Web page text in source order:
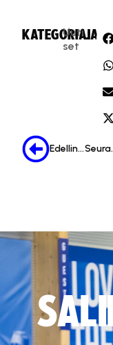
KATEGORIA:
Uuti
set
JAA:
Edellinen